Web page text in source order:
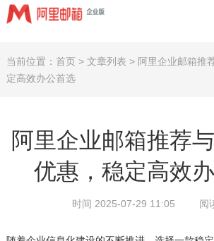
当前位置： 首页> 文章列表 > 阿里企业邮箱推
定高效办公首选
阿里企业邮箱推荐
优惠，稳定高效
时间 2025-07-29 11:05 阅